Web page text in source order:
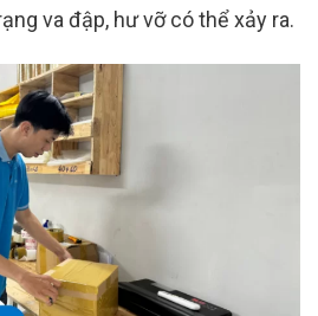
va đập, hư vỡ có thể xảy ra.